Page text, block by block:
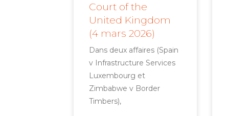
Court of the
United Kingdom
(4 mars 2026)
Dans deux affaires (Spain
v Infrastructure Services
Luxembourg et
Zimbabwe v Border
Timbers),